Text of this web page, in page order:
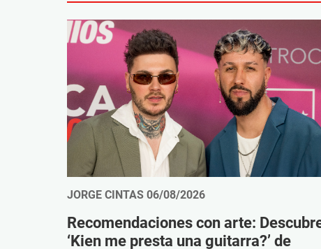
JORGE CINTAS 06/08/2026
Recomendaciones con arte:
‘Kien me presta una guitarra?’ de